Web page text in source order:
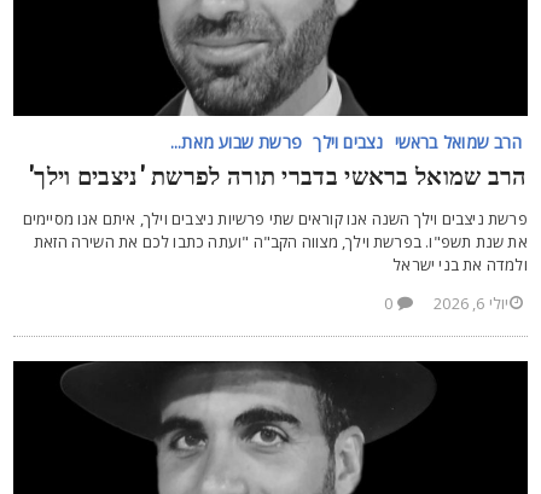
הרב שמואל בראשי נצבים וילך פרשת שבוע מאת...
שמואל בראשי בדברי תורה לפרשת 'ניצבים וילך'
ניצבים וילך השנה אנו קוראים שתי פרשיות ניצבים וילך, איתם אנו מסיימים
שנת תשפ"ו. בפרשת וילך, מצווה הקב"ה "ועתה כתבו לכם את השירה הזאת
את בני ישראל
יולי 6, 2026
0